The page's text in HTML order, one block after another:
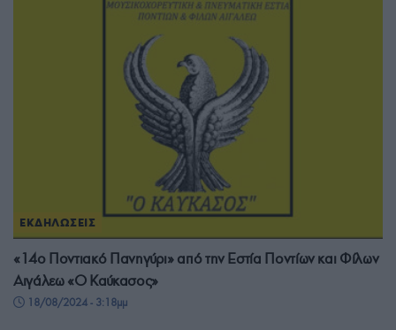
ΕΚΔΗΛΩΣΕΙΣ
«14ο Ποντιακό Πανηγύρι» από την Εστία Ποντίων και Φίλων
Αιγάλεω «Ο Καύκασος»
18/08/2024 - 3:18μμ